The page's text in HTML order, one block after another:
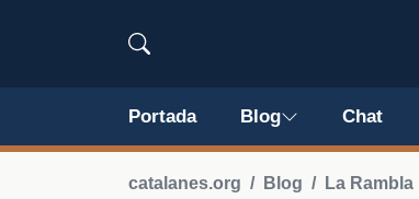
Portada Blog Chat
catalanes.org Blog La Rambla